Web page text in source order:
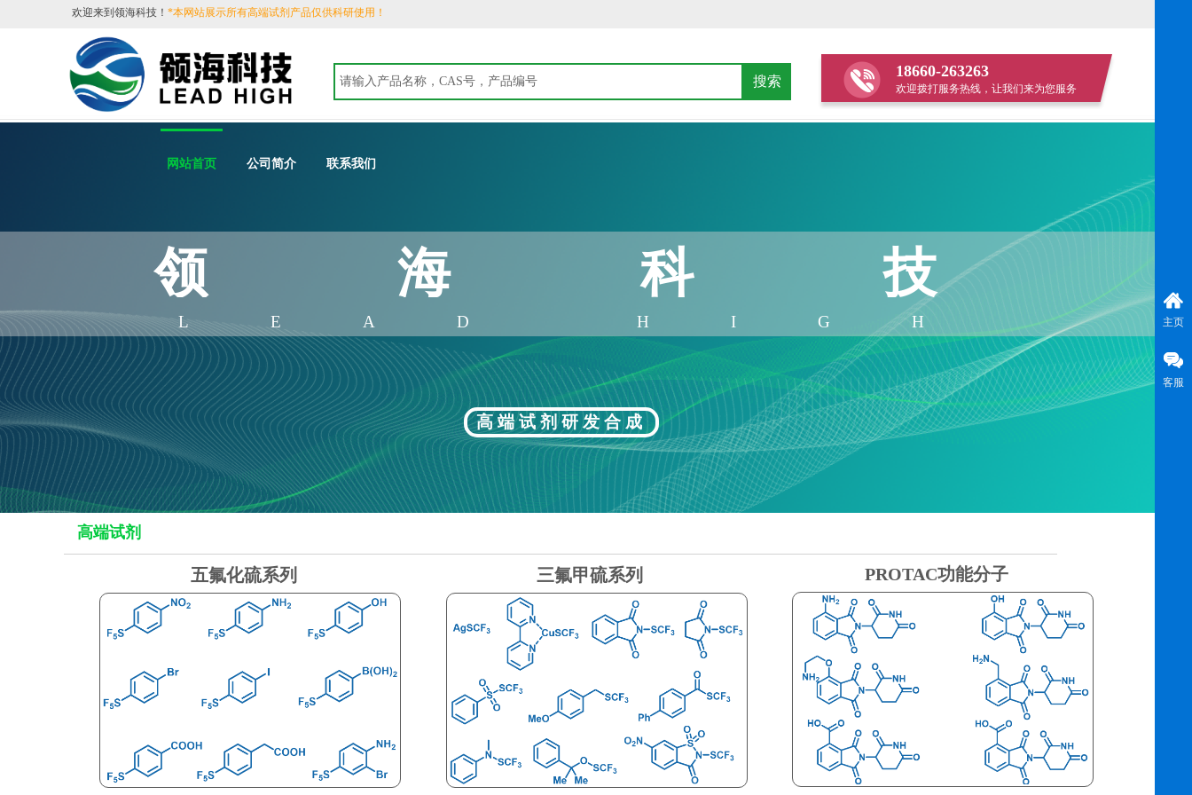
​欢迎来到领海科技！ *本网站展示所有高端试剂产品仅供科研使用！
18660-263263
欢迎拨打服务热线，让我们来为您服务
搜索
高端试剂研发合成
网站首页 公司简介 联系我们
领海科技
LEAD HIGH
高端试剂
五氟化硫系列 三氟甲硫系列 PROTAC功能分子
主页
客服